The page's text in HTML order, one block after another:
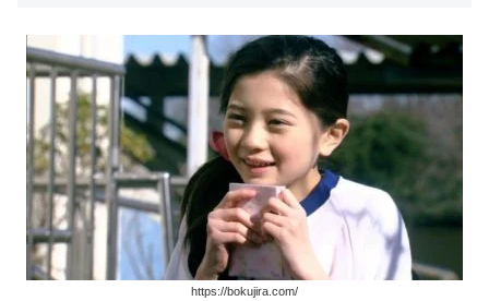
https://bokujira.com/